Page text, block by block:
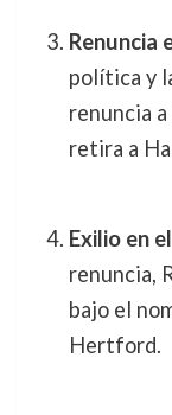
Renuncia
política y
renuncia
retira a
Exilio en
renuncia,
bajo el
Hertford.